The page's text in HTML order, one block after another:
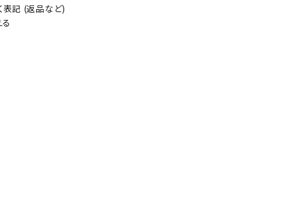
表記 (返品など)